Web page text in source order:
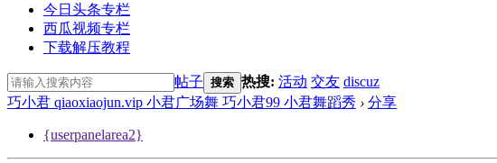
今日头条专栏
西瓜视频专栏
下载解压教程
帖子 搜索 热搜: 活动 交友 discuz
巧小君 qiaoxiaojun.vip 小君广场舞 巧小君99 小君舞蹈秀 › 分享
{userpanelarea2}